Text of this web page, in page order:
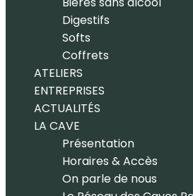
Digestifs
Softs
Coffrets
ATELIERS
ENTREPRISES
ACTUALITÉS
LA CAVE
Présentation
Horaires & Accès
On parle de nous